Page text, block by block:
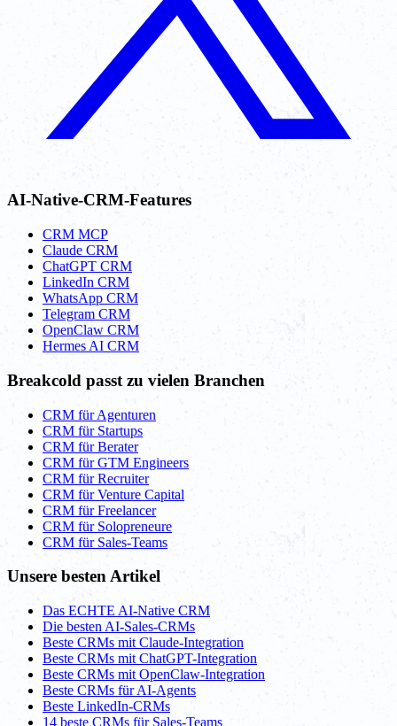
AI-Native-CRM-Features
CRM MCP
Claude CRM
ChatGPT CRM
LinkedIn CRM
WhatsApp CRM
Telegram CRM
OpenClaw CRM
Hermes AI CRM
Breakcold passt zu vielen Branchen
CRM für Agenturen
CRM für Startups
CRM für Berater
CRM für GTM Engineers
CRM für Recruiter
CRM für Venture Capital
CRM für Freelancer
CRM für Solopreneure
CRM für Sales-Teams
Unsere besten Artikel
Das ECHTE AI-Native CRM
Die besten AI-Sales-CRMs
Beste CRMs mit Claude-Integration
Beste CRMs mit ChatGPT-Integration
Beste CRMs mit OpenClaw-Integration
Beste CRMs für AI-Agents
Beste LinkedIn-CRMs
14 beste CRMs für Sales-Teams